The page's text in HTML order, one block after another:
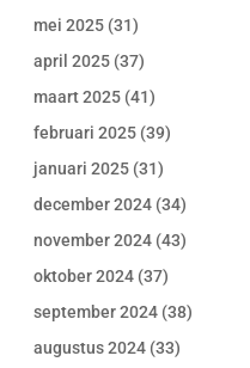
mei 2025 (31)
april 2025 (37)
maart 2025 (41)
februari 2025 (39)
januari 2025 (31)
december 2024 (34)
november 2024 (43)
oktober 2024 (37)
september 2024 (38)
augustus 2024 (33)